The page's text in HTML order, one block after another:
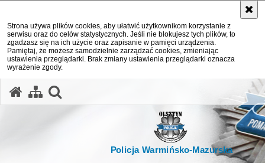
Strona używa plików cookies, aby ułatwić użytkownikom korzystanie z
serwisu oraz do celów statystycznych. Jeśli nie blokujesz tych plików, to
zgadzasz się na ich użycie oraz zapisanie w pamięci urządzenia.
Pamiętaj, że możesz samodzielnie zarządzać cookies, zmieniając
ustawienia przeglądarki. Brak zmiany ustawienia przeglądarki oznacza
wyrażenie zgody.
Policja Warmińsko-Mazurska